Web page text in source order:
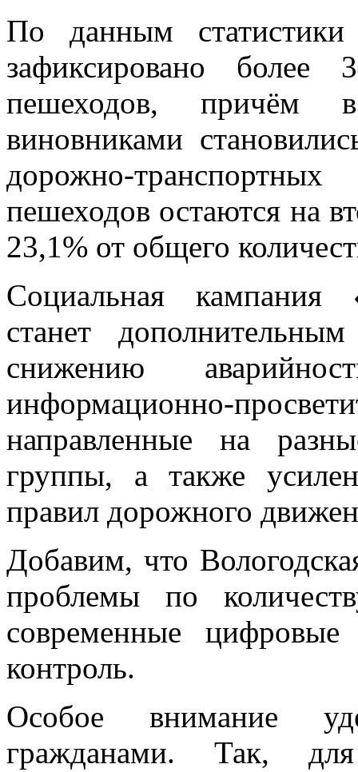
По данным
зафиксировано
пешеходов, причём
виновниками
дорожно-
пешеходов остаются на
23,1% от общего
Социальная кампания
станет
снижению
информационно-
направленные на
группы, а также
правил дорожного
Добавим, что
проблемы по
современные
контроль.
Особое внимание
гражданами. Так, для